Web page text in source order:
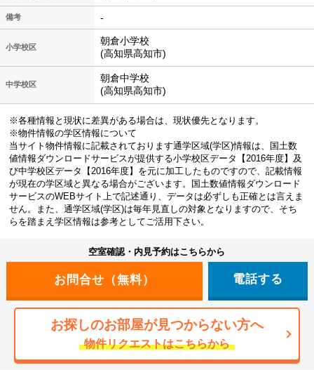
備考 -
小学校区
朝倉小学校
(高知県高知市)
中学校区
朝倉中学校
(高知県高知市)
※各種情報と現状に差異がある場合は、現状優先となります。
※物件情報の学区情報について
当サイト物件情報に記載されております通学区域(学区)情報は、国土数
値情報ダウンロードサービスが提供する小学校区データ【2016年度】及
び中学校区データ【2016年度】を元に加工したものですので、記載情報
が現在の学区域と異なる場合がございます。国土数値情報ダウンロード
サービスのWEBサイト上で記述通り、データは必ずしも正確とは言えま
せん。また、通学区域(学区)は毎年見直しの対象となりますので、そち
らを踏まえ学区情報は参考としてご活用下さい。
空室確認・内見予約はこちらから
電話する
お探しのお部屋が見つからない方へ
物件リクエストはこちらから